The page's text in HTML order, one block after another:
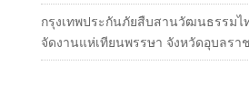
กรุงเทพประกันภัยสืบสานวัฒนธรรม
จัดงานแห่เทียนพรรษา จังหวัดอุบลรา